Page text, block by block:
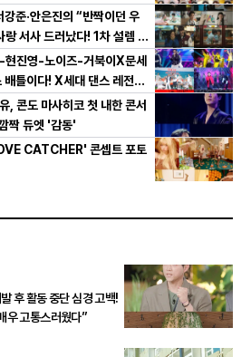
강준·안은진의 “반짝이던 우
서사 드러났다! 1차 설렘 티
-현진영-노이즈-거북이X문세
틀이다! X세대 댄스 레전드
다!
, 콘도 마사히코 첫 내한 콘서
짝 듀엣 '감동'
CATCHER' 콘셉트 포토
후 활동 중단 심경 고백!
우 고통스러웠다”